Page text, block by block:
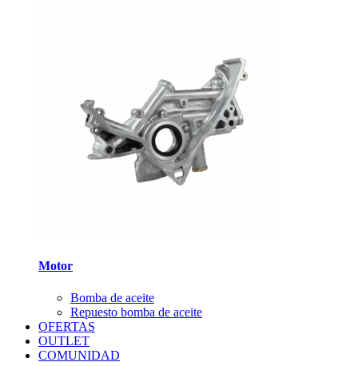
Motor
Bomba de aceite
Repuesto bomba de aceite
OFERTAS
OUTLET
COMUNIDAD